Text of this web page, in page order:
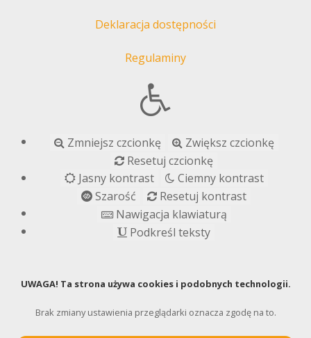
Deklaracja dostępności
Regulaminy
Zmniejsz czcionkę
Zwiększ czcionkę
Resetuj czcionkę
Jasny kontrast
Ciemny kontrast
Szarość
Resetuj kontrast
Nawigacja klawiaturą
Podkreśl teksty
UWAGA! Ta strona używa cookies i podobnych technologii.
Brak zmiany ustawienia przeglądarki oznacza zgodę na to.